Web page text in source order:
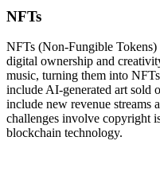
NFTs
NFTs (Non-Fungible
digital ownership and
music, turning them into
include AI-generated art sold
include new revenue streams
challenges involve copyright
blockchain technology.